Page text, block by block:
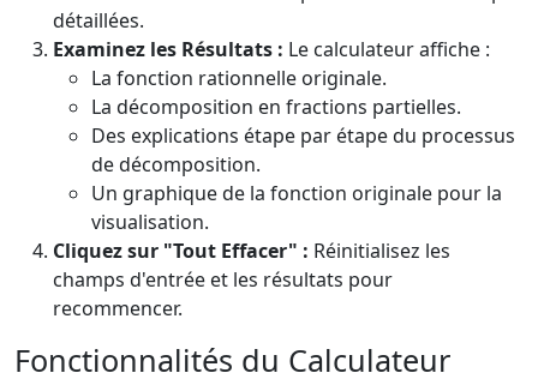
détaillées.
Examinez les Résultats : Le calculateur affiche :
La fonction rationnelle originale.
La décomposition en fractions partielles.
Des explications étape par étape du processus
de décomposition.
Un graphique de la fonction originale pour la
visualisation.
Cliquez sur "Tout Effacer" : Réinitialisez les
champs d'entrée et les résultats pour
recommencer.
Fonctionnalités du Calculateur